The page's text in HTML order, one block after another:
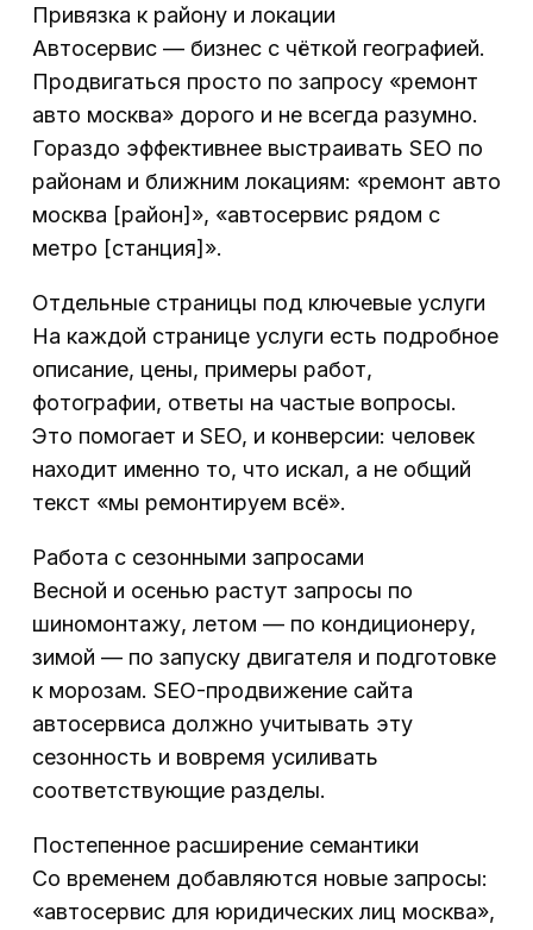
Привязка к району и локации
Автосервис — бизнес с чёткой географией.
Продвигаться просто по запросу «ремонт
авто москва» дорого и не всегда разумно.
Гораздо эффективнее выстраивать SEO по
районам и ближним локациям: «ремонт авто
москва [район]», «автосервис рядом с
метро [станция]».
Отдельные страницы под ключевые услуги
На каждой странице услуги есть подробное
описание, цены, примеры работ,
фотографии, ответы на частые вопросы.
Это помогает и SEO, и конверсии: человек
находит именно то, что искал, а не общий
текст «мы ремонтируем всё».
Работа с сезонными запросами
Весной и осенью растут запросы по
шиномонтажу, летом — по кондиционеру,
зимой — по запуску двигателя и подготовке
к морозам. SEO-продвижение сайта
автосервиса должно учитывать эту
сезонность и вовремя усиливать
соответствующие разделы.
Постепенное расширение семантики
Со временем добавляются новые запросы:
«автосервис для юридических лиц москва»,